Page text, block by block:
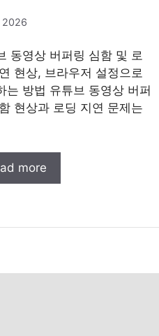
2026
동영상 버퍼링 심함 및 로
현상, 브라우저 설정으로
는 방법 유튜브 동영상 버퍼
현상과 로딩 지연 문제는
more